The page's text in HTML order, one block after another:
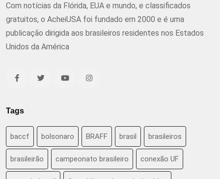
Com notícias da Flórida, EUA e mundo, e classificados
gratuitos, o AcheiUSA foi fundado em 2000 e é uma
publicação dirigida aos brasileiros residentes nos Estados
Unidos da América
Tags
baccf bolsonaro BRAFF brasil brasileiros
brasileirão campeonato brasileiro conexão UF